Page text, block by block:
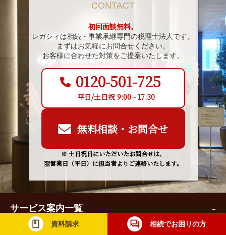
資料請求 相続でお困りの方
CONTACT
初回面談無料。
レガシィは相続・事業承継専門の税理士法人です。
まずはお気軽にお問合せください。
お客様に合わせた対策をご提案いたします。
0120-501-725
平日/土日祝 9:00 - 17:30
無料相談・お問合せ
※ 土日祝日にいただいたお問合せは、
翌営業日（平日）に担当者よりご連絡いたします。
サービス案内一覧